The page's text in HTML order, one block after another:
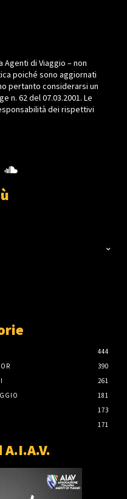
Agenti di Viaggio – non
poiché sono aggiornati
pertanto considerarsi un
n. 62 del 07.03.2001. Le
dei rispettivi
444
390
261
181
173
171